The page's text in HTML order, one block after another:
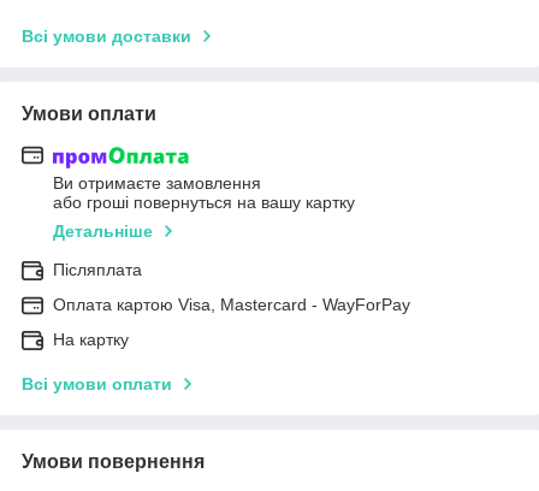
Всі умови доставки
Умови оплати
Ви отримаєте замовлення
або гроші повернуться на вашу картку
Детальніше
Післяплата
Оплата картою Visa, Mastercard - WayForPay
На картку
Всі умови оплати
Умови повернення